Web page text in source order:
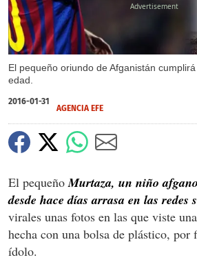
El pequeño oriundo de Afganistán
edad.
2016-01-31
AGENCIA EFE
El pequeño Murtaza, un niño
desde hace días arrasa en las redes
virales unas fotos en las que viste
hecha con una bolsa de plástico, por
ídolo.